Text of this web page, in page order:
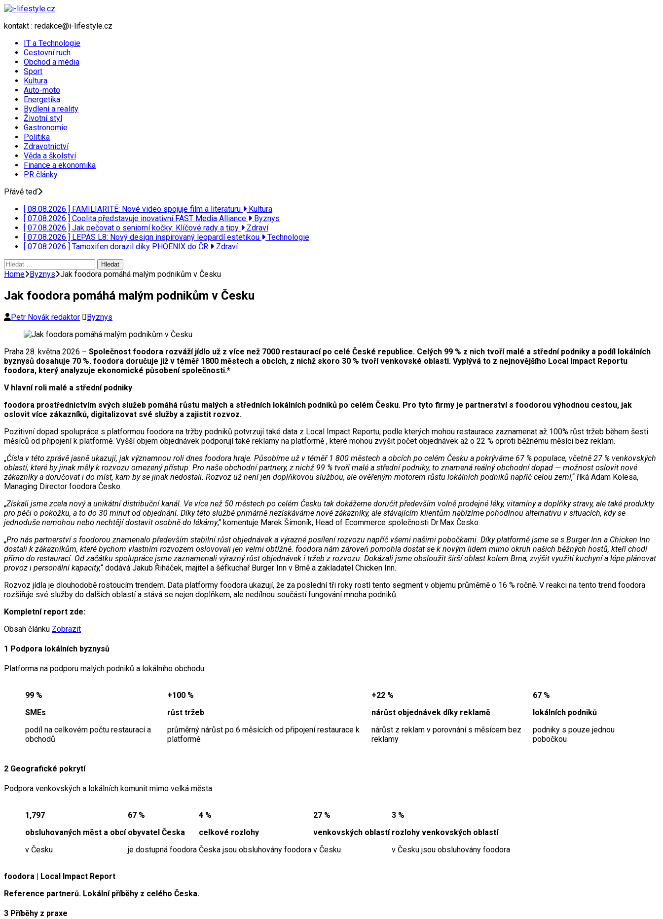
kontakt : redakce@i-lifestyle.cz
IT a Technologie
Cestovní ruch
Obchod a média
Sport
Kultura
Auto-moto
Energetika
Bydlení a reality
Životní styl
Gastronomie
Politika
Zdravotnictví
Věda a školství
Finance a ekonomika
PR články
Přávě teď
[ 08.08.2026 ] FAMILIARITÉ: Nové video spojuje film a literaturu
Kultura
[ 07.08.2026 ] Coolita představuje inovativní FAST Media Alliance
Byznys
[ 07.08.2026 ] Jak pečovat o seniorní kočky: Klíčové rady a tipy
Zdraví
[ 07.08.2026 ] LEPAS L8: Nový design inspirovaný leopardí estetikou
Technologie
[ 07.08.2026 ] Tamoxifen dorazil díky PHOENIX do ČR
Zdraví
Vyhledávání
Home Byznys Jak foodora pomáhá malým podnikům v Česku
Jak foodora pomáhá malým podnikům v Česku
Petr Novák redaktor Byznys
Praha 28. května 2026 – Společnost foodora rozváží jídlo už z více než 7000 restaurací po celé České republice. Celých 99 % z nich tvoří malé a střední podniky a podíl lokálních
byznysů dosahuje 70 %. foodora doručuje již v téměř 1800 městech a obcích, z nichž skoro 30 % tvoří venkovské oblasti. Vyplývá to z nejnovějšího Local Impact Reportu
foodora, který analyzuje ekonomické působení společnosti.*
V hlavní roli malé a střední podniky
foodora prostřednictvím svých služeb pomáhá růstu malých a středních lokálních podniků po celém Česku. Pro tyto firmy je partnerství s foodorou výhodnou cestou, jak
oslovit více zákazníků, digitalizovat své služby a zajistit rozvoz.
Pozitivní dopad spolupráce s platformou foodora na tržby podniků potvrzují také data z Local Impact Reportu, podle kterých mohou restaurace zaznamenat až 100% růst tržeb během šesti
měsíců od připojení k platformě. Vyšší objem objednávek podporují také reklamy na platformě , které mohou zvýšit počet objednávek až o 22 % oproti běžnému měsíci bez reklam.
„Čísla v této zprávě jasně ukazují, jak významnou roli dnes foodora hraje. Působíme už v téměř 1 800 městech a obcích po celém Česku a pokrýváme 67 % populace, včetně 27 % venkovských
oblastí, které by jinak měly k rozvozu omezený přístup. Pro naše obchodní partnery, z nichž 99 % tvoří malé a střední podniky, to znamená reálný obchodní dopad — možnost oslovit nové
zákazníky a doručovat i do míst, kam by se jinak nedostali. Rozvoz už není jen doplňkovou službou, ale ověřeným motorem růstu lokálních podniků napříč celou zemí,“ říká Adam Kolesa,
Managing Director foodora Česko.
„Získali jsme zcela nový a unikátní distribuční kanál. Ve více než 50 městech po celém Česku tak dokážeme doručit především volně prodejné léky, vitamíny a doplňky stravy, ale také produkty
pro péči o pokožku, a to do 30 minut od objednání. Díky této službě primárně nezískáváme nové zákazníky, ale stávajícím klientům nabízíme pohodlnou alternativu v situacích, kdy se
jednoduše nemohou nebo nechtějí dostavit osobně do lékárny,“ komentuje Marek Šimoník, Head of Ecommerce společnosti Dr.Max Česko.
„Pro nás partnerství s foodorou znamenalo především stabilní růst objednávek a výrazné posílení rozvozu napříč všemi našimi pobočkami. Díky platformě jsme se s Burger Inn a Chicken Inn
dostali k zákazníkům, které bychom vlastním rozvozem oslovovali jen velmi obtížně. foodora nám zároveň pomohla dostat se k novým lidem mimo okruh našich běžných hostů, kteří chodí
přímo do restaurací. Od začátku spolupráce jsme zaznamenali výrazný růst objednávek i tržeb z rozvozu. Dokázali jsme obsloužit širší oblast kolem Brna, zvýšit využití kuchyní a lépe plánovat
provoz i personální kapacity,“ dodává Jakub Řiháček, majitel a šéfkuchař Burger Inn v Brně a zakladatel Chicken Inn.
Rozvoz jídla je dlouhodobě rostoucím trendem. Data platformy foodora ukazují, že za poslední tři roky rostl tento segment v objemu průměrně o 16 % ročně. V reakci na tento trend foodora
rozšiřuje své služby do dalších oblastí a stává se nejen doplňkem, ale nedílnou součástí fungování mnoha podniků.
Kompletní report zde:
Obsah článku Zobrazit
1 Podpora lokálních byznysů
Platforma na podporu malých podniků a lokálního obchodu
99 %
SMEs
podíl na celkovém počtu restaurací a
obchodů
+100 %
růst tržeb
průměrný nárůst po 6 měsících od připojení restaurace k
platformě
+22 %
nárůst objednávek díky reklamě
nárůst z reklam v porovnání s měsícem bez
reklamy
67 %
lokálních podniků
podniky s pouze jednou
pobočkou
2 Geografické pokrytí
Podpora venkovských a lokálních komunit mimo velká města
1,797
obsluhovaných měst a obcí
v Česku
67 %
obyvatel Česka
je dostupná foodora
4 %
celkové rozlohy
Česka jsou obsluhovány foodora
27 %
venkovských oblastí
v Česku
3 %
rozlohy venkovských oblastí
v Česku jsou obsluhovány foodora
foodora | Local Impact Report
Reference partnerů. Lokální příběhy z celého Česka.
3 Příběhy z praxe